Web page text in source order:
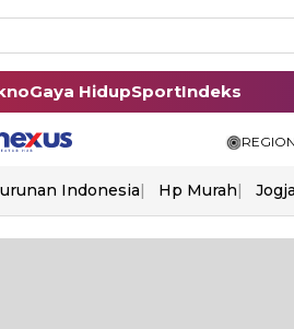
Gaya HidupSportIndeks
Indonesia Hp Murah Jogja